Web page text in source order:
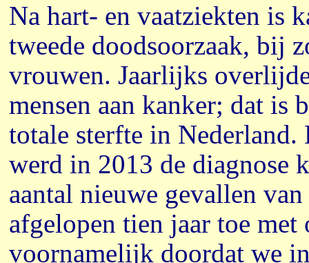
Na hart- en vaatziekten is
tweede doodsoorzaak, bij
vrouwen. Jaarlijks
mensen aan kanker; dat is
totale sterfte in Nederland.
werd in 2013 de diagnose
aantal nieuwe gevallen
afgelopen tien jaar toe
voornamelijk doordat we